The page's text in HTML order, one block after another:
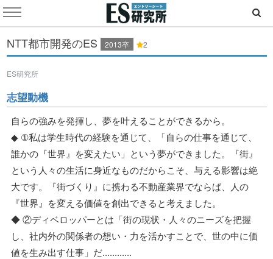
NTT都市開発のES 2013卒 2
ES研究所
志望動機
自らの強みを発揮し、夢を叶えることができるから。
◆ ①私は学生時代の経験を通じて、「自らの仕事を通じて、
誰かの『世界』を変えたい」という夢ができました。『街』
という人々の生活に身近なものだからこそ、与える影響は絶
大です。『街づくり』に携わる不動産業界でならば、人の
『世界』を変える価値を創出できると考えました。
◆ ②ディベロッパーとは「街の現状・人々のニーズを把握
し、社内外の関係者の想い・力を活かすことで、世の中に価
値を生み出す仕事」だ............